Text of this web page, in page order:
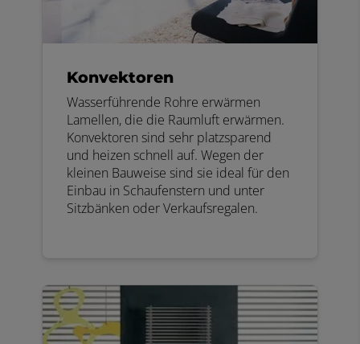
Konvektoren
Wasserführende Rohre erwärmen
Lamellen, die die Raumluft erwärmen.
Konvektoren sind sehr platzsparend
und heizen schnell auf. Wegen der
kleinen Bauweise sind sie ideal für den
Einbau in Schaufenstern und unter
Sitzbänken oder Verkaufsregalen.